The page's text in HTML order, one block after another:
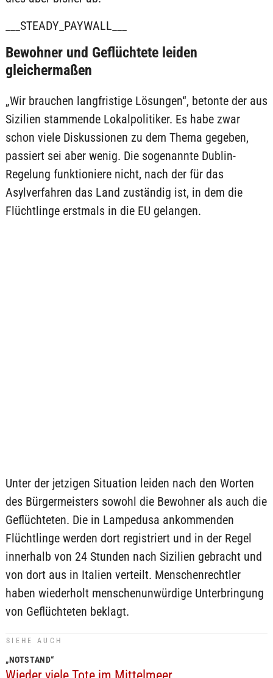
___STEADY_PAYWALL___
Bewohner und Geflüchtete leiden
gleichermaßen
„Wir brauchen langfristige Lösungen“, betonte der aus
Sizilien stammende Lokalpolitiker. Es habe zwar
schon viele Diskussionen zu dem Thema gegeben,
passiert sei aber wenig. Die sogenannte Dublin-
Regelung funktioniere nicht, nach der für das
Asylverfahren das Land zuständig ist, in dem die
Flüchtlinge erstmals in die EU gelangen.
Unter der jetzigen Situation leiden nach den Worten
des Bürgermeisters sowohl die Bewohner als auch die
Geflüchteten. Die in Lampedusa ankommenden
Flüchtlinge werden dort registriert und in der Regel
innerhalb von 24 Stunden nach Sizilien gebracht und
von dort aus in Italien verteilt. Menschenrechtler
haben wiederholt menschenunwürdige Unterbringung
von Geflüchteten beklagt.
SIEHE AUCH
„NOTSTAND“